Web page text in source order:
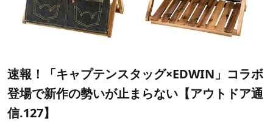
速報！「キャプテンスタッグ×EDWIN」コラボ
登場で新作の勢いが止まらない【アウトドア通
信.127】